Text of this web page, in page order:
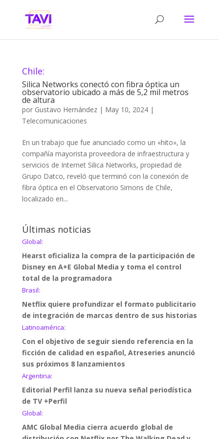
Chile:
Silica Networks conectó con fibra óptica un
observatorio ubicado a más de 5,2 mil metros
de altura
por Gustavo Hernández| May 10, 2024|
Telecomunicaciones
En un trabajo que fue anunciado como un «hito», la
compañía mayorista proveedora de infraestructura y
servicios de Internet Silica Networks, propiedad de
Grupo Datco, reveló que terminó con la conexión de
fibra óptica en el Observatorio Simons de Chile,
localizado en...
Últimas noticias
Global:
Hearst oficializa la compra de la participación de
Disney en A+E Global Media y toma el control
total de la programadora
Brasil:
Netflix quiere profundizar el formato publicitario
de integración de marcas dentro de sus historias
Latinoamérica:
Con el objetivo de seguir siendo referencia en la
ficción de calidad en español, Atreseries anunció
sus próximos 8 lanzamientos
Argentina:
Editorial Perfil lanza su nueva señal periodística
de TV +Perfil
Global:
AMC Global Media cierra acuerdo global de